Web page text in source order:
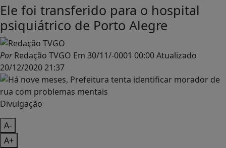
Ele foi transferido para o hospital
psiquiátrico de Porto Alegre
PorRedação TVGO Em 30/11/-0001 00:00Atualizado
20/12/2020 21:37
Divulgação
A-
A+